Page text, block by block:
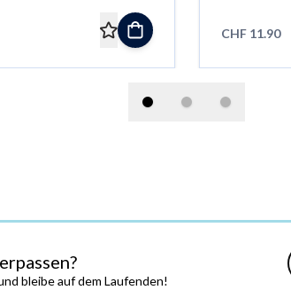
CHF 11.90
bleibe auf dem Laufenden!